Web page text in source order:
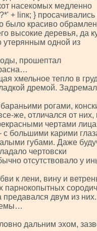
насекомых медленно
+ linк; } просачивались
было красиво
высокие деревья, да
утерянным одной из
прошептал
хмельное тепло в
дремой.
рогами,
же, отличался от них,
чертами
большими карими
губами. Даже
чертовски
отсутствовало у
к лени, вину и
парнокопытных
двум из них.
дальним эхом,